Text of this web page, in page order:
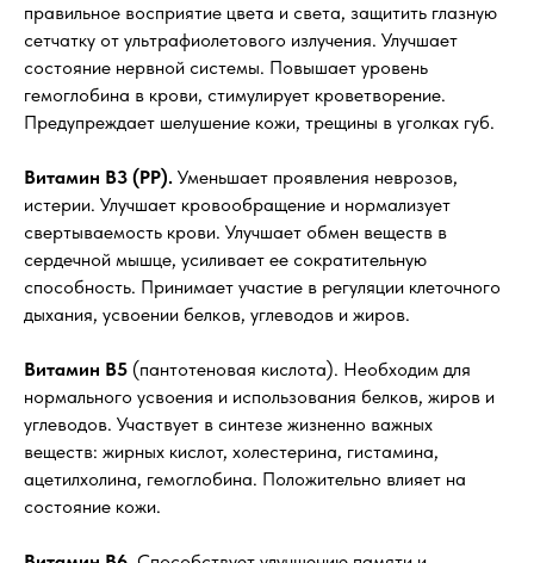
правильное восприятие цвета и света, защитить глазную
сетчатку от ультрафиолетового излучения. Улучшает
состояние нервной системы. Повышает уровень
гемоглобина в крови, стимулирует кроветворение.
Предупреждает шелушение кожи, трещины в уголках губ.
Витамин В3 (РР). Уменьшает проявления неврозов,
истерии. Улучшает кровообращение и нормализует
свертываемость крови. Улучшает обмен веществ в
сердечной мышце, усиливает ее сократительную
способность. Принимает участие в регуляции клеточного
дыхания, усвоении белков, углеводов и жиров.
Витамин В5 (пантотеновая кислота). Необходим для
нормального усвоения и использования белков, жиров и
углеводов. Участвует в синтезе жизненно важных
веществ: жирных кислот, холестерина, гистамина,
ацетилхолина, гемоглобина. Положительно влияет на
состояние кожи.